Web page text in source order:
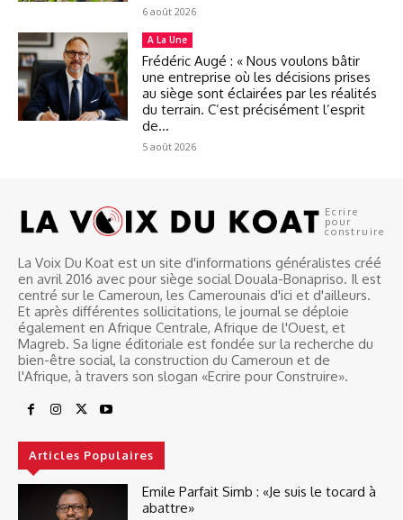
6 août 2026
A La Une
Frédéric Augé : « Nous voulons bâtir
une entreprise où les décisions prises
au siège sont éclairées par les réalités
du terrain. C’est précisément l’esprit
de...
5 août 2026
Ecrire
pour
construire
La Voix Du Koat est un site d'informations généralistes créé
en avril 2016 avec pour siège social Douala-Bonapriso. Il est
centré sur le Cameroun, les Camerounais d'ici et d'ailleurs.
Et après différentes sollicitations, le journal se déploie
également en Afrique Centrale, Afrique de l'Ouest, et
Magreb. Sa ligne éditoriale est fondée sur la recherche du
bien-être social, la construction du Cameroun et de
l'Afrique, à travers son slogan «Ecrire pour Construire».
Articles Populaires
Emile Parfait Simb : «Je suis le tocard à
abattre»